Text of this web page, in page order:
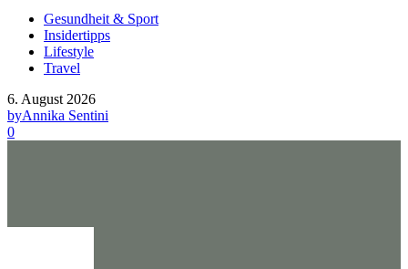
Gesundheit & Sport
Insidertipps
Lifestyle
Travel
6. August 2026
byAnnika Sentini
0